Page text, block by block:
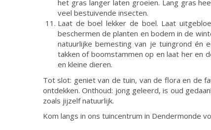
het gras langer laten groeien. Lang gras
veel bestuivende insecten.
Laat de boel lekker de boel. Laat
beschermen de planten en bodem in de
natuurlijke bemesting van je tuingrond én
takken of boomstammen op en laat her en
en kleine dieren.
Tot slot: geniet van de tuin, van de flora en de
ontdekken. Onthoud: jong geleerd, is oud
zoals jijzelf natuurlijk.
Kom langs in ons tuincentrum in Dendermonde